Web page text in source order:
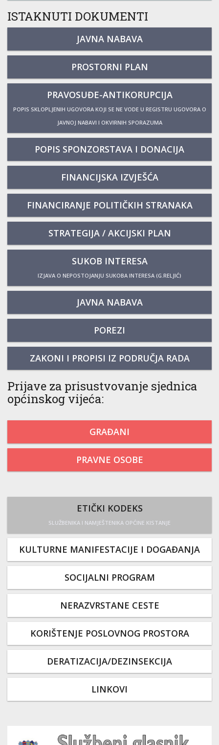
ISTAKNUTI DOKUMENTI
JAVNA NABAVA
PROSTORNI PLAN
PRAVOSUĐE-ANTIKORUPCIJA
POPIS SKLOPLJENIH UGOVORA KOJI SE NE VODE U REGISTRU UGOVORA O
JAVNOJ NABAVI I OKVIRNIH SPORAZUMA
POPIS SPONZORSTAVA I DONACIJA
FINANCIJSKA IZVJEŠĆA
FINANCIRANJE POLITIČKIH STRANAKA
STRATEGIJA / AKCIJSKI PLAN
SUKOB INTERESA
IZJAVA O NEPOSTOJANJU SUKOBA INTERESA (G.RELJIĆ)
JAVNA NABAVA
POREZI
ZAKONI I PROPISI IZ PODRUČJA RADA
Prijave za prisustvovanje sjednica
općinskog vijeća:
GRAĐANI
PRAVNE OSOBE
ETIČKI KODEKS
SLUŽBENIKA I NAMJEŠTENIKA OPĆINE KISTANJE
KULTURNE MANIFESTACIJE I DOGAĐANJA
SOCIJALNI PROGRAM
NERAZVRSTANE CESTE
KORIŠTENJE POSLOVNOG PROSTORA
DERATIZACIJA/DEZINSEKCIJA
LINKOVI